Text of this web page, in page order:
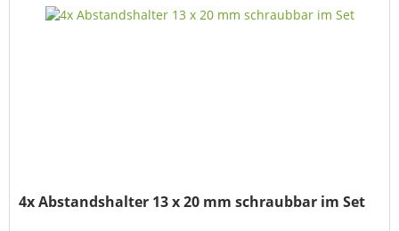
4x Abstandshalter 13 x 20 mm schraubbar im Set